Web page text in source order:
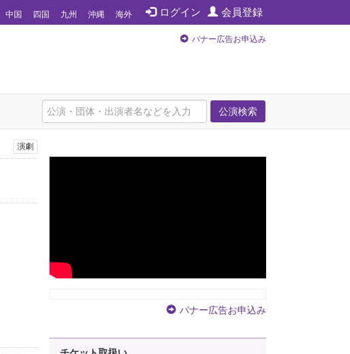
ログイン 会員登録
中国 四国 九州 沖縄 海外
バナー広告お申込み
公演検索
演劇
バナー広告お申込み